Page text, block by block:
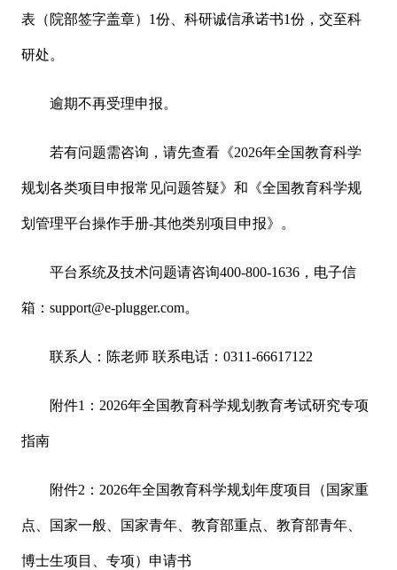
表（院部签字盖章）1份、科研诚信承诺书1份，交至科
研处。
逾期不再受理申报。
若有问题需咨询，请先查看《2026年全国教育科学
规划各类项目申报常见问题答疑》和《全国教育科学规
划管理平台操作手册-其他类别项目申报》。
平台系统及技术问题请咨询400-800-1636，电子信
箱：support@e-plugger.com。
联系人：陈老师 联系电话：0311-66617122
附件1：2026年全国教育科学规划教育考试研究专项
指南
附件2：2026年全国教育科学规划年度项目（国家重
点、国家一般、国家青年、教育部重点、教育部青年、
博士生项目、专项）申请书